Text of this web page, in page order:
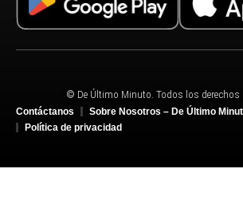
© De Último Minuto. Todos los derechos
Contáctanos
Sobre Nosotros – De Último
Política de privacidad